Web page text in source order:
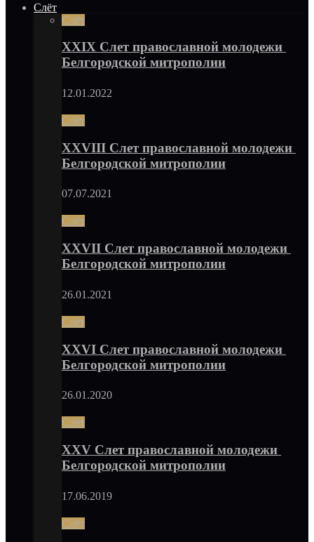
Слёт
Слёт
XXIX Слет православной молодежи
Белгородской митрополии
12.01.2022
Слёт
XXVIII Слет православной молодежи
Белгородской митрополии
07.07.2021
Слёт
XXVII Слет православной молодежи
Белгородской митрополии
26.01.2021
Слёт
XXVI Слет православной молодежи
Белгородской митрополии
26.01.2020
Слёт
XXV Слет православной молодежи
Белгородской митрополии
17.06.2019
Слёт